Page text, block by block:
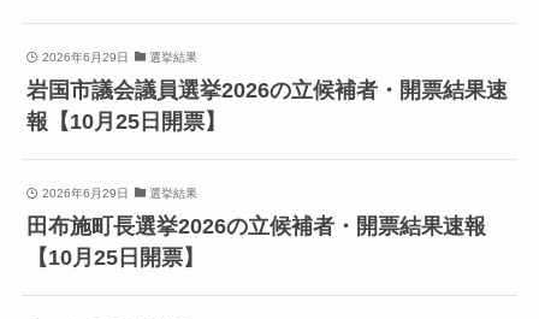
2026年6月29日 選挙結果
岩国市議会議員選挙2026の立候補者・開票結果速
報【10月25日開票】
2026年6月29日 選挙結果
田布施町長選挙2026の立候補者・開票結果速報
【10月25日開票】